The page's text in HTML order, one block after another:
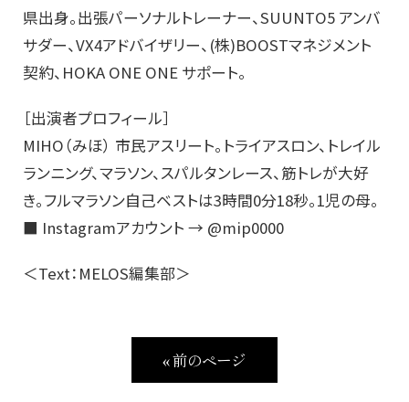
県出身。出張パーソナルトレーナー、SUUNTO5 アンバ
サダー、VX4アドバイザリー、(株)BOOSTマネジメント
契約、HOKA ONE ONE サポート。
［出演者プロフィール］
MIHO（みほ） 市民アスリート。トライアスロン、トレイル
ランニング、マラソン、スパルタンレース、筋トレが大好
き。フルマラソン自己ベストは3時間0分18秒。1児の母。
■ Instagramアカウント → @mip0000
＜Text：MELOS編集部＞
« 前のページ